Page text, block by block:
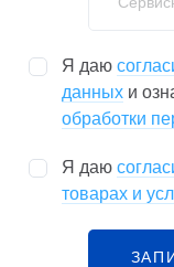
Я даю
данных и
обработки
Я даю
товарах и